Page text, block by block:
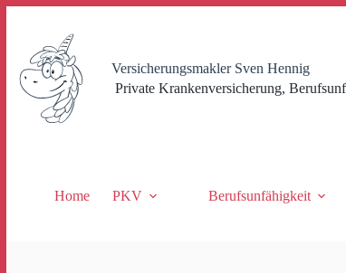
springen
Versicherungsmakler Sven Hennig
Private Krankenversicherung,
Home PKV Berufsunfähigkeit